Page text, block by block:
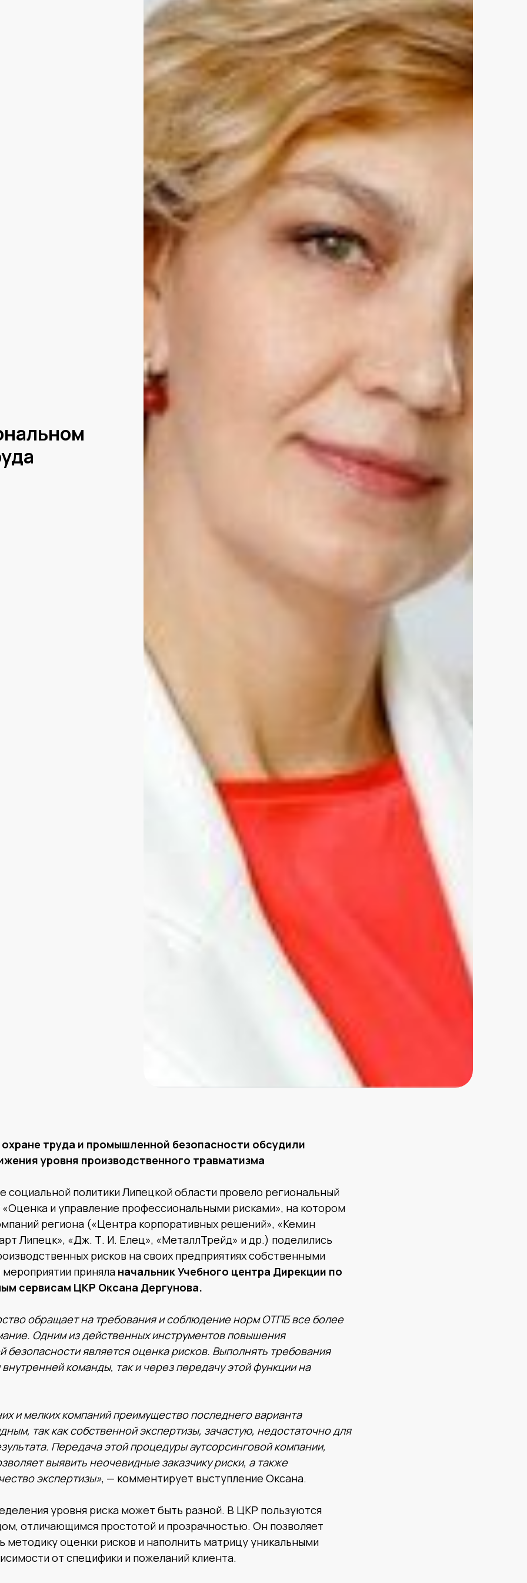
труда и промышленной безопасности обсудили
уровня производственного травматизма
социальной политики Липецкой области провело региональный
и управление профессиональными рисками», на котором
региона («Центра корпоративных решений», «Кемин
Липецк», «Дж. Т. И. Елец», «МеталлТрейд» и др.) поделились
рисков на своих предприятиях собственными
приняла начальник Учебного центра Дирекции по
сервисам ЦКР Оксана Дергунова.
обращает на требования и соблюдение норм ОТПБ все более
Одним из действенных инструментов повышения
безопасности является оценка рисков. Выполнять требования
команды, так и через передачу этой функции на
и мелких компаний преимущество последнего варианта
так как собственной экспертизы, зачастую, недостаточно для
Передача этой процедуры аутсорсинговой компании,
выявить неочевидные заказчику риски, а также
экспертизы», — комментирует выступление Оксана.
уровня риска может быть разной. В ЦКР пользуются
отличающимся простотой и прозрачностью. Он позволяет
методику оценки рисков и наполнить матрицу уникальными
от специфики и пожеланий клиента.